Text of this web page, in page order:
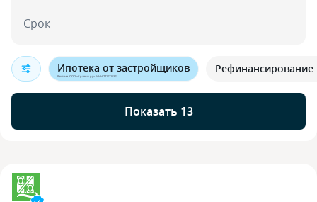
Срок
Показать 13
Ипотека от застройщиков
Реклама. ООО «Сравни.ру». ИНН 7710718303
Рефинансирование